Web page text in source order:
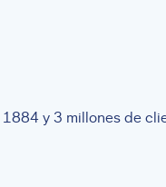
1884 y 3 millones de